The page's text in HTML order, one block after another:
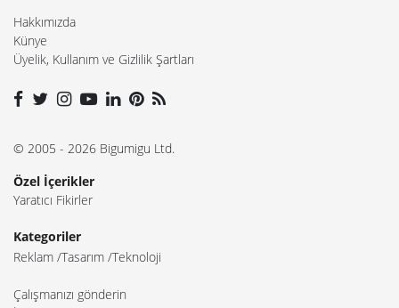
Hakkımızda
Künye
Üyelik, Kullanım ve Gizlilik Şartları
© 2005 - 2026 Bigumigu Ltd.
Özel İçerikler
Yaratıcı Fikirler
Kategoriler
Reklam Tasarım Teknoloji
Çalışmanızı gönderin